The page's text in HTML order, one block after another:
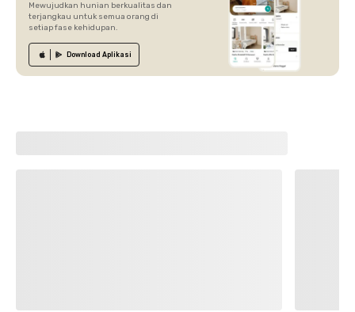
Mewujudkan hunian berkualitas dan
terjangkau untuk semua orang di
setiap fase kehidupan.
Download Aplikasi